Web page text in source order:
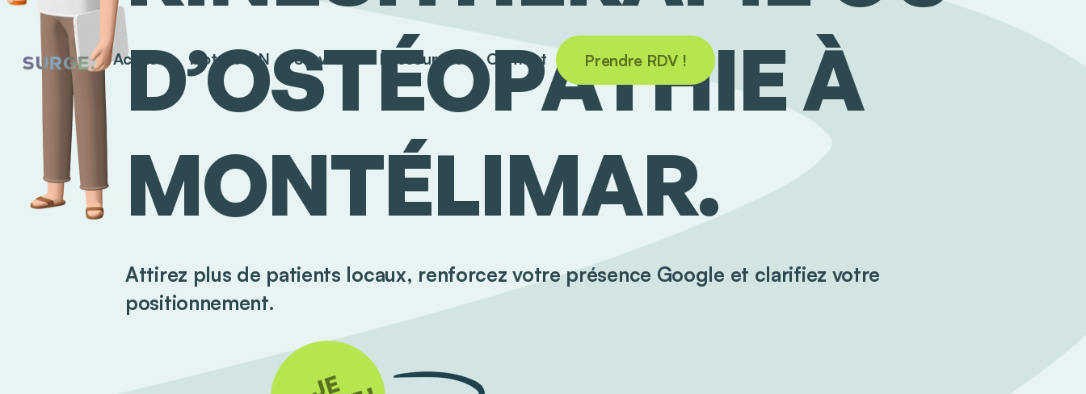
Accueil Notre ADN Services Ressources Contact Prendre RDV !
D’OSTÉOPATHIE À
MONTÉLIMAR.
Attirez plus de patients locaux, renforcez votre présence Google et clarifiez votre
positionnement.